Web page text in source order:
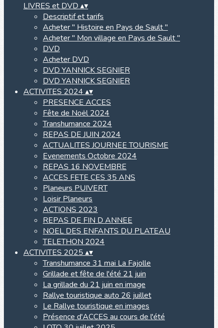
LIVRES et DVD ▴▾
Descriptif et tarifs
Acheter " Histoire en Pays de Sault "
Acheter " Mon village en Pays de Sault "
DVD
Acheter DVD
DVD YANNICK SEGNIER
DVD YANNICK SEGNIER
ACTIVITES 2024 ▴▾
PRESENCE ACCES
Fête de Noël 2024
Transhumance 2024
REPAS DE JUIN 2024
ACTUALITES JOURNEE TOURISME
Evenements Octobre 2024
REPAS 16 NOVEMBRE
ACCES FETE CES 35 ANS
Planeurs PUIVERT
Loisir Planeurs
ACTIONS 2023
REPAS DE FIN D ANNEE
NOEL DES ENFANTS DU PLATEAU
TELETHON 2024
ACTIVITES 2025 ▴▾
Transhumance 31 mai La Fajolle
Grillade et fête de l'été 21 juin
La grillade du 21 juin en image
Rallye touristique auto 26 juillet
Le Rallye touristique en images
Présence d'ACCES au cours de l'été